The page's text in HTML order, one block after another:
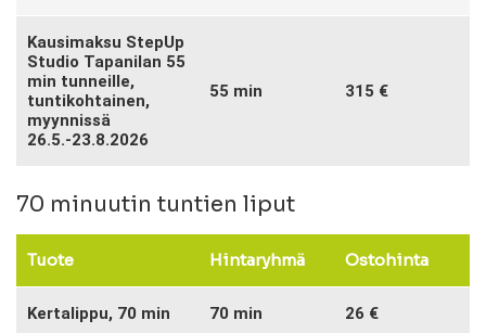
Kausimaksu StepUp
Studio Tapanilan 55
min tunneille,
tuntikohtainen,
myynnissä
26.5.-23.8.2026
55 min 315 €
70 minuutin tuntien liput
Tuote Hintaryhmä Ostohinta
Kertalippu, 70 min 70 min 26 €